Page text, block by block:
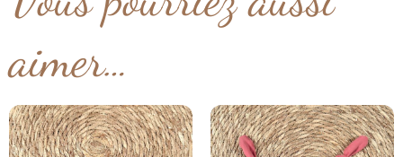
aimer…